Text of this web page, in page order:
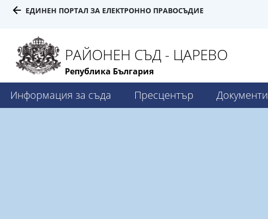
ЕДИНЕН ПОРТАЛ ЗА ЕЛЕКТРОННО ПРАВОСЪДИЕ
РАЙОНЕН СЪД - ЦАРЕВО
Република България
Информация за съда Пресцентър Документи